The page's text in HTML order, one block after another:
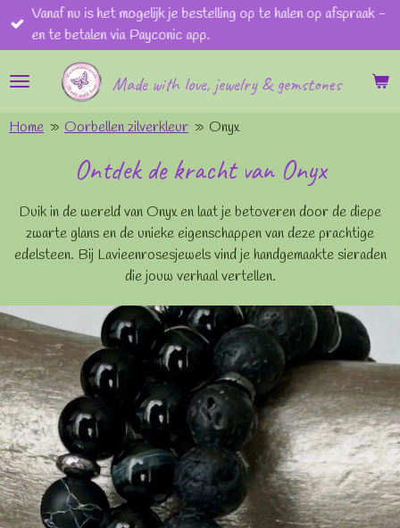
Ga
direct
de
hoofdinhoud
Made with love, jewelry & gemstones
Vanaf nu is het mogelijk je bestelling op te halen op afspraak -
en te betalen via Payconic app.
Home » Oorbellen zilverkleur » Onyx
Ontdek de kracht van Onyx
Duik in de wereld van Onyx en laat je betoveren door de diepe
zwarte glans en de unieke eigenschappen van deze prachtige
edelsteen. Bij Lavieenrosesjewels vind je handgemaakte sieraden
die jouw verhaal vertellen.